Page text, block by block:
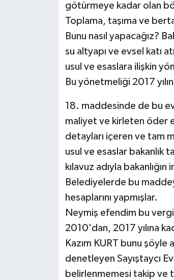
götürmeye kadar olan
Toplama, taşıma ve
Bunu nasıl yapacağız?
su altyapı ve evsel katı
usul ve esaslara ilişkin
Bu yönetmeliği 2017
18. maddesinde de bu
maliyet ve kirleten öder
detayları içeren ve tam
usul ve esaslar bakanlık
kılavuz adıyla
Belediyelerde bu
hesaplarını yapmışlar.
Neymiş efendim bu
2010'dan, 2017 yılına
Kazım KURT bunu
denetleyen Sayıştaycı
belirlenmemesi takip ve